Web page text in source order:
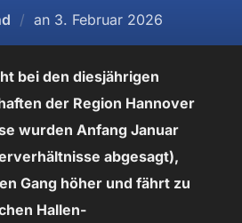
an Veröffentlicht
am
3. Februar 2026
bei den diesjährigen
der Region Hannover
wurden Anfang Januar
abgesagt),
Gang höher und fährt zu
Hallen-